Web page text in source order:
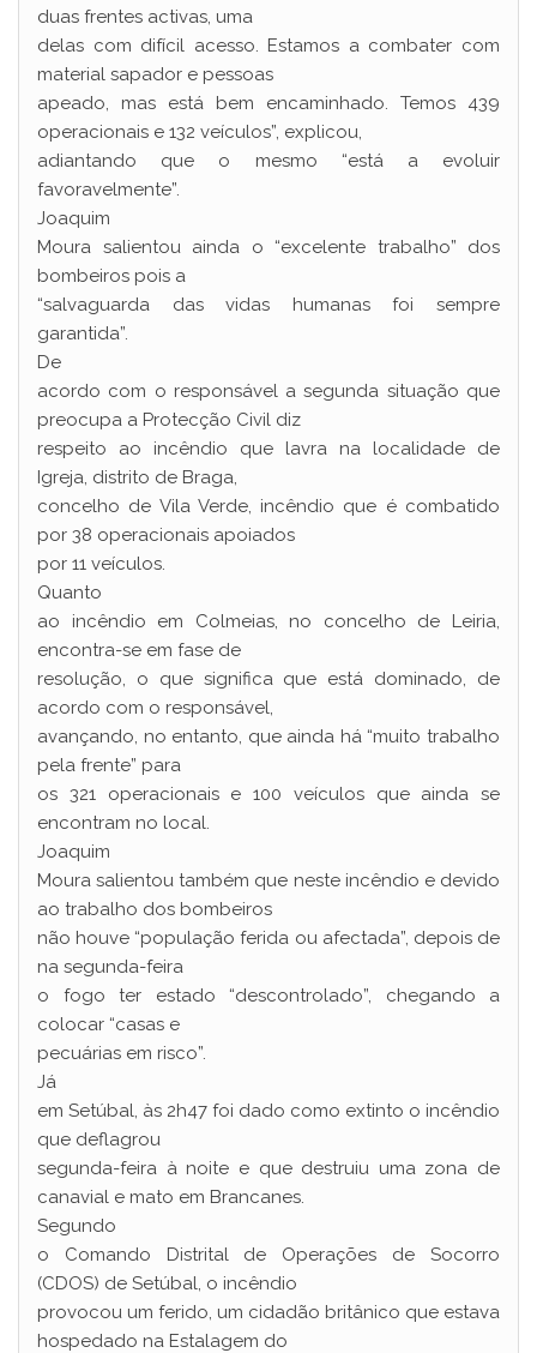
duas frentes activas, uma
delas com difícil acesso. Estamos a combater com
material sapador e pessoas
apeado, mas está bem encaminhado. Temos 439
operacionais e 132 veículos”, explicou,
adiantando que o mesmo “está a evoluir
favoravelmente”.
Joaquim
Moura salientou ainda o “excelente trabalho” dos
bombeiros pois a
“salvaguarda das vidas humanas foi sempre
garantida”.
De
acordo com o responsável a segunda situação que
preocupa a Protecção Civil diz
respeito ao incêndio que lavra na localidade de
Igreja, distrito de Braga,
concelho de Vila Verde, incêndio que é combatido
por 38 operacionais apoiados
por 11 veículos.
Quanto
ao incêndio em Colmeias, no concelho de Leiria,
encontra-se em fase de
resolução, o que significa que está dominado, de
acordo com o responsável,
avançando, no entanto, que ainda há “muito trabalho
pela frente” para
os 321 operacionais e 100 veículos que ainda se
encontram no local.
Joaquim
Moura salientou também que neste incêndio e devido
ao trabalho dos bombeiros
não houve “população ferida ou afectada”, depois de
na segunda-feira
o fogo ter estado “descontrolado”, chegando a
colocar “casas e
pecuárias em risco”.
Já
em Setúbal, às 2h47 foi dado como extinto o incêndio
que deflagrou
segunda-feira à noite e que destruiu uma zona de
canavial e mato em Brancanes.
Segundo
o Comando Distrital de Operações de Socorro
(CDOS) de Setúbal, o incêndio
provocou um ferido, um cidadão britânico que estava
hospedado na Estalagem do